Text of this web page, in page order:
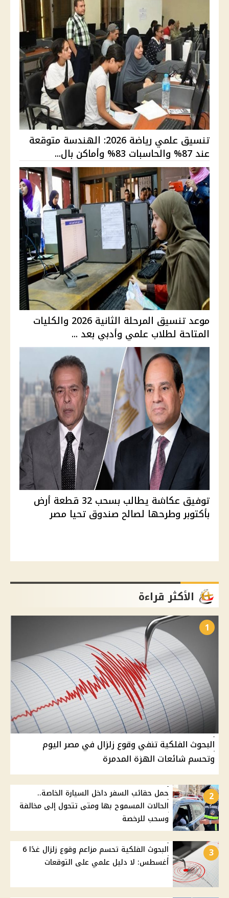
تنسيق علمي رياضة 2026: الهندسة متوقعة
عند 87% والحاسبات 83% وأماكن بال...
موعد تنسيق المرحلة الثانية 2026 والكليات
المتاحة لطلاب علمي وأدبي بعد ...
توفيق عكاشة يطالب بسحب 32 قطعة أرض
بأكتوبر وطرحها لصالح صندوق تحيا مصر
الأكثر قراءة
1
البحوث الفلكية تنفي وقوع زلزال في مصر اليوم
وتحسم شائعات الهزة المدمرة
2
حمل حقائب السفر داخل السيارة الخاصة..
الحالات المسموح بها ومتى تتحول إلى مخالفة
وسحب للرخصة
3
البحوث الفلكية تحسم مزاعم وقوع زلزال غدًا 6
أغسطس: لا دليل علمي على التوقعات